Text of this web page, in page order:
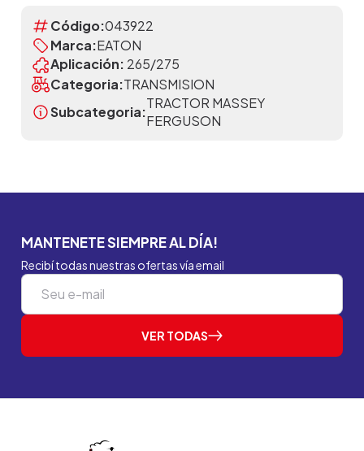
Código:043922
Marca:EATON
Aplicación: 265/275
Categoria:TRANSMISION
Subcategoria:
TRACTOR MASSEY
FERGUSON
MANTENETE SIEMPRE AL DÍA!
Recibí todas nuestras ofertas vía email
VER TODAS